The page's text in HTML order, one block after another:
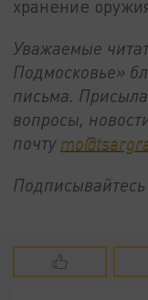
хранение
Уважаемые
Подмосковье»
письма.
вопросы,
почту